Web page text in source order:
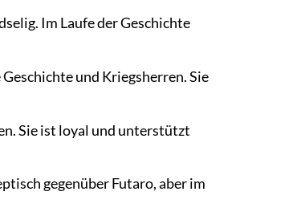
Im Laufe der Geschichte
und Kriegsherren. Sie
Sie ist loyal und unterstützt
gegenüber Futaro, aber im